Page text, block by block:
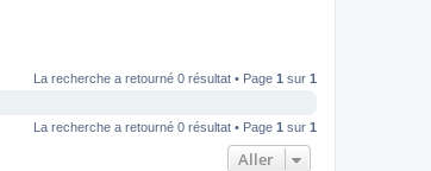
La recherche a retourné 0 résultat • Page 1 sur 1
La recherche a retourné 0 résultat • Page 1 sur 1
Aller